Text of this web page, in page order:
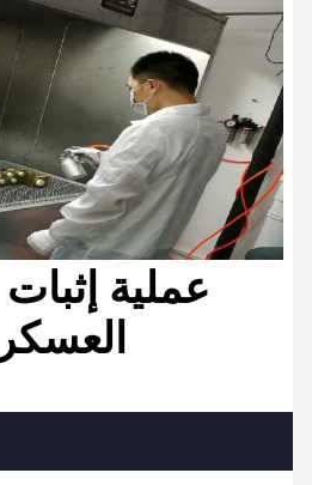
عملية إثبات